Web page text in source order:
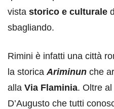
vista storico e culturale
sbagliando.
Rimini è infatti una città
la storica Ariminun che
alla Via Flaminia. Oltre al
D’Augusto che tutti